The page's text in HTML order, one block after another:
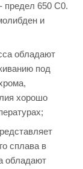
предел 650 С0.
и
обладают
под
хорошо
сплава в
обладают